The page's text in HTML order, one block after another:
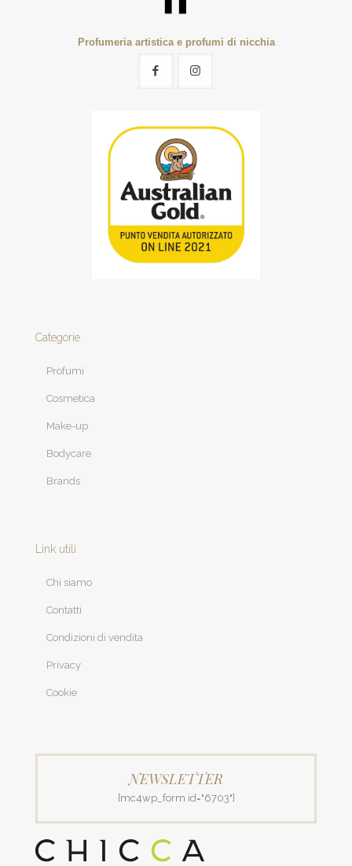
Profumeria artistica e profumi di nicchia
Categorie
Profumi
Cosmetica
Make-up
Bodycare
Brands
Link utili
Chi siamo
Contatti
Condizioni di vendita
Privacy
Cookie
NEWSLETTER
[mc4wp_form id="6703"]